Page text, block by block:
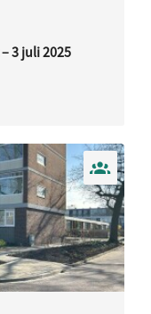
3 juli 2025